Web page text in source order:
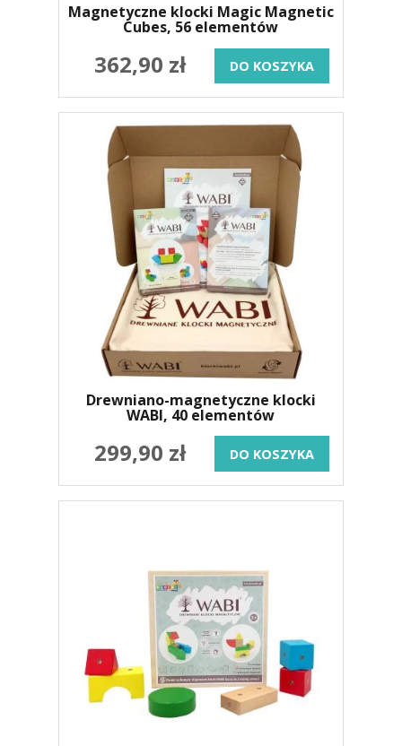
Magnetyczne klocki Magic Magnetic
Cubes, 56 elementów
362,90 zł DO KOSZYKA
Drewniano-magnetyczne klocki
WABI, 40 elementów
299,90 zł DO KOSZYKA